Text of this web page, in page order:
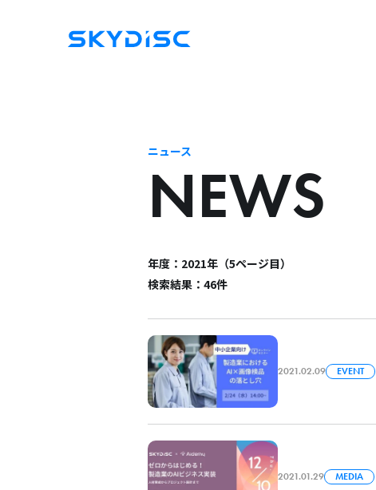
ニュース
NEWS
年度：2021年（5ページ目）
検索結果：46件
2021.02.09 EVENT
2021.01.29 MEDIA